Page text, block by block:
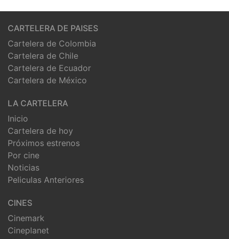
CARTELERA DE PAISES
Cartelera de Colombia
Cartelera de Chile
Cartelera de Ecuador
Cartelera de México
LA CARTELERA
Inicio
Cartelera de hoy
Próximos estrenos
Por cine
Noticias
Peliculas Anteriores
CINES
Cinemark
Cineplanet